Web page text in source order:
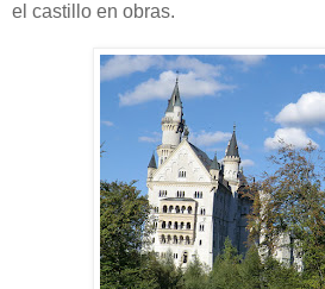
el castillo en obras.